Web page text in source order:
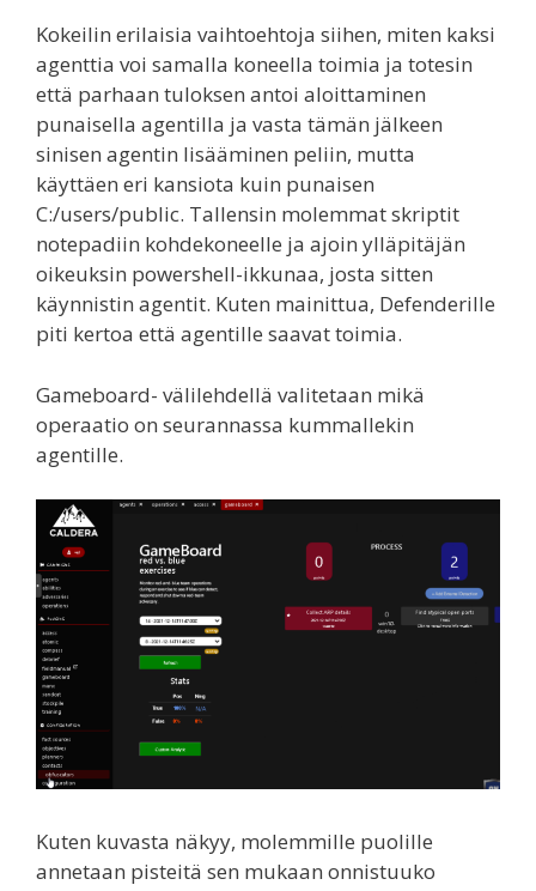
Kokeilin erilaisia vaihtoehtoja siihen, miten kaksi
agenttia voi samalla koneella toimia ja totesin
että parhaan tuloksen antoi aloittaminen
punaisella agentilla ja vasta tämän jälkeen
sinisen agentin lisääminen peliin, mutta
käyttäen eri kansiota kuin punaisen
C:/users/public. Tallensin molemmat skriptit
notepadiin kohdekoneelle ja ajoin ylläpitäjän
oikeuksin powershell-ikkunaa, josta sitten
käynnistin agentit. Kuten mainittua, Defenderille
piti kertoa että agentille saavat toimia.
Gameboard- välilehdellä valitetaan mikä
operaatio on seurannassa kummallekin
agentille.
Kuten kuvasta näkyy, molemmille puolille
annetaan pisteitä sen mukaan onnistuuko